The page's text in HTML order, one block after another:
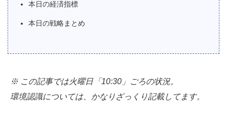
本日の経済指標
本日の戦略まとめ
※ この記事では火曜日「10:30」ごろの状況。
環境認識については、かなりざっくり記載してます。